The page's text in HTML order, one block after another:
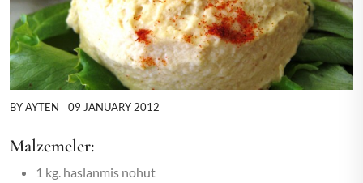
BYAYTEN 09 JANUARY 2012
Malzemeler:
1 kg. haslanmis nohut